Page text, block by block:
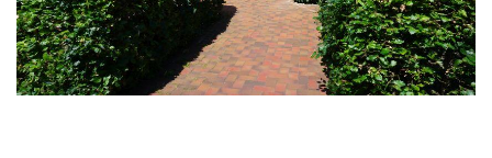
Kontakt & Anfahrt